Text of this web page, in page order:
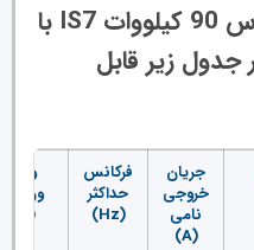
دیتا شیت اینورتر LS ال اس 90 کیلووات IS7 با
جدول زیر قابل
جریان
خروجی
نامی
(A)
فرکانس
حداکثر
(Hz)
ولتاژ
ورودی
(V)